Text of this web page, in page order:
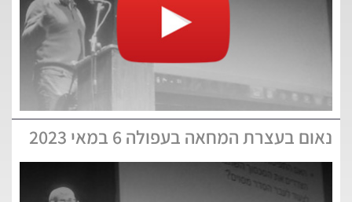
נאום בעצרת המחאה בעפולה 6 במאי 2023